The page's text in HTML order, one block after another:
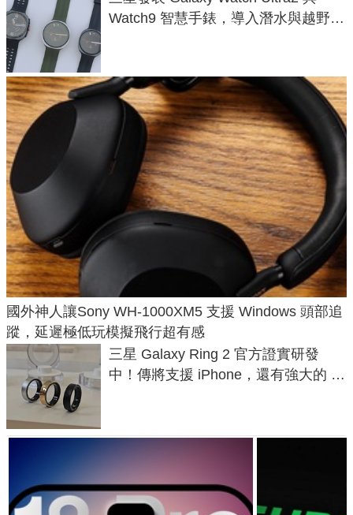
Watch9 智慧手錶，導入潛水與越野跑
國外神人讓Sony WH-1000XM5 支援 Windows 頭部追
蹤，延遲極低玩模擬飛行超有感
三星 Galaxy Ring 2 官方證實研發
中！傳將支援 iPhone，還有強大的 AI